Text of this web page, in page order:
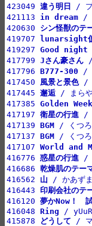
423049 違う明日 / プ
421113 in dream /
420630 シン怪獣のテ
419707
lunarsight
419297 Good
417799 Jさん豪さん /
417796 B777-300 /
417450 風景と景色 /
417445 邂逅 / まら
417385 Golden Week
417197 衛星の行進 /
417139 BGM / くつ
417137 BGM / くつ
417107 World and
416776 惑星の行進 /
416686 乾燥肌のテー
416562 山 / かあずま
416443 印刷会社のテ
416120 夢かNow！　
416048 Ring /
415878
どうして / マ